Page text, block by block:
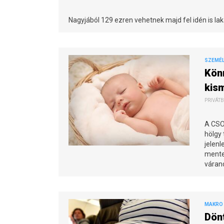
Nagyjából 129 ezren vehetnek majd fel idén is
A
hölgy